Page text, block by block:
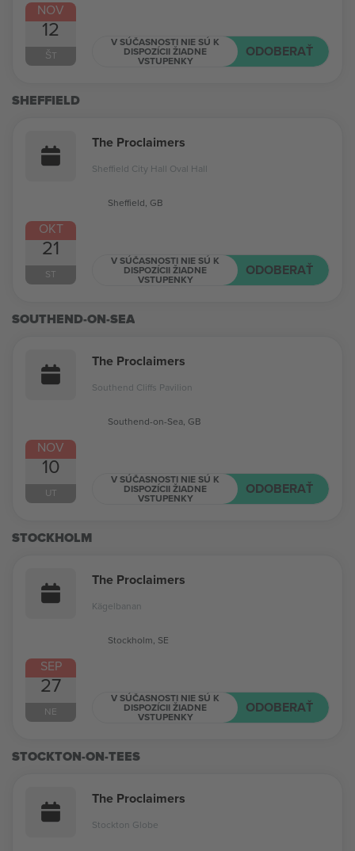
NOV
12
ŠT
V SÚČASNOSTI NIE SÚ K
DISPOZÍCII ŽIADNE
VSTUPENKY
ODOBERAŤ
SHEFFIELD
OKT
21
ST
The Proclaimers
Sheffield City Hall Oval Hall
Sheffield, GB
V SÚČASNOSTI NIE SÚ K
DISPOZÍCII ŽIADNE
VSTUPENKY
ODOBERAŤ
SOUTHEND-ON-SEA
NOV
10
UT
The Proclaimers
Southend Cliffs Pavilion
Southend-on-Sea, GB
V SÚČASNOSTI NIE SÚ K
DISPOZÍCII ŽIADNE
VSTUPENKY
ODOBERAŤ
STOCKHOLM
SEP
27
NE
The Proclaimers
Kägelbanan
Stockholm, SE
V SÚČASNOSTI NIE SÚ K
DISPOZÍCII ŽIADNE
VSTUPENKY
ODOBERAŤ
STOCKTON-ON-TEES
The Proclaimers
Stockton Globe